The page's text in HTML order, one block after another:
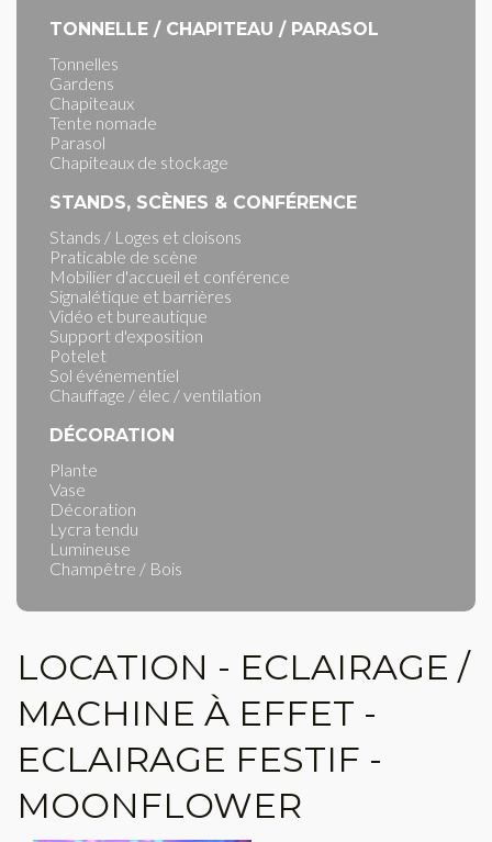
TONNELLE / CHAPITEAU / PARASOL
Tonnelles
Gardens
Chapiteaux
Tente nomade
Parasol
Chapiteaux de stockage
STANDS, SCÈNES & CONFÉRENCE
Stands / Loges et cloisons
Praticable de scène
Mobilier d'accueil et conférence
Signalétique et barrières
Vidéo et bureautique
Support d'exposition
Potelet
Sol événementiel
Chauffage / élec / ventilation
DÉCORATION
Plante
Vase
Décoration
Lycra tendu
Lumineuse
Champêtre / Bois
LOCATION - ECLAIRAGE /
MACHINE À EFFET -
ECLAIRAGE FESTIF -
MOONFLOWER